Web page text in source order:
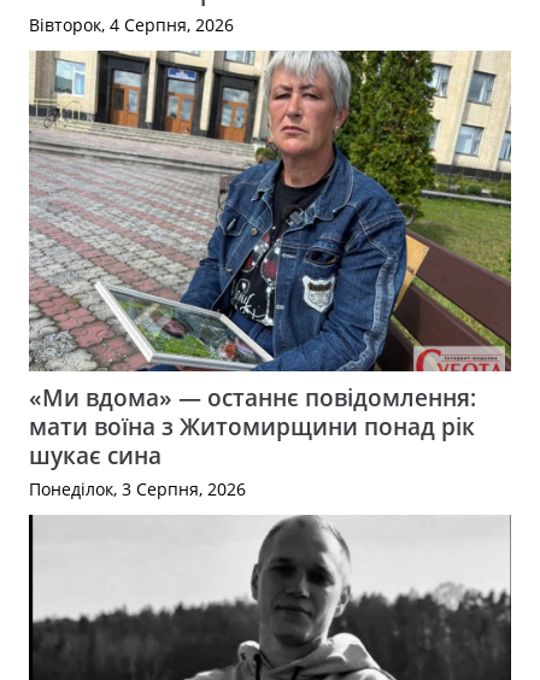
Вівторок, 4 Серпня, 2026
«Ми вдома» — останнє повідомлення:
мати воїна з Житомирщини понад рік
шукає сина
Понеділок, 3 Серпня, 2026